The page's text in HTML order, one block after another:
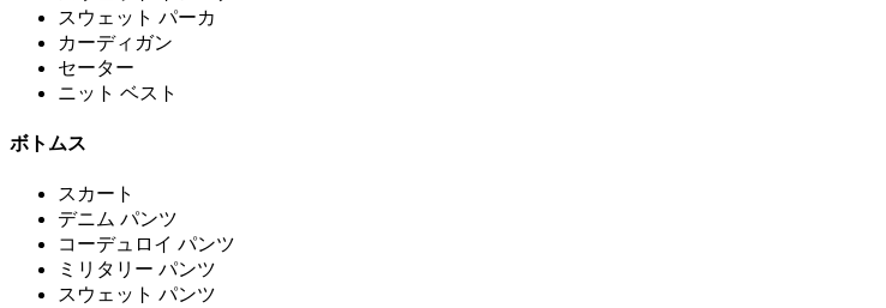
スウェット パーカ
カーディガン
セーター
ニット ベスト
ボトムス
スカート
デニム パンツ
コーデュロイ パンツ
ミリタリー パンツ
スウェット パンツ